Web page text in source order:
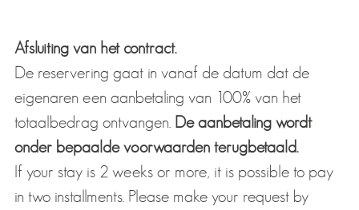
Afsluiting van het contract.
De reservering gaat in vanaf de datum dat de
eigenaren een aanbetaling van 100% van het
totaalbedrag ontvangen. De aanbetaling wordt
onder bepaalde voorwaarden terugbetaald.
If your stay is 2 weeks or more, it is possible to pay
in two installments. Please make your request by